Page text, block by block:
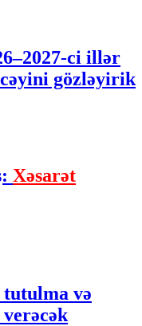
ci illər
gözləyirik
Xəsarət
tutulma və
verəcək